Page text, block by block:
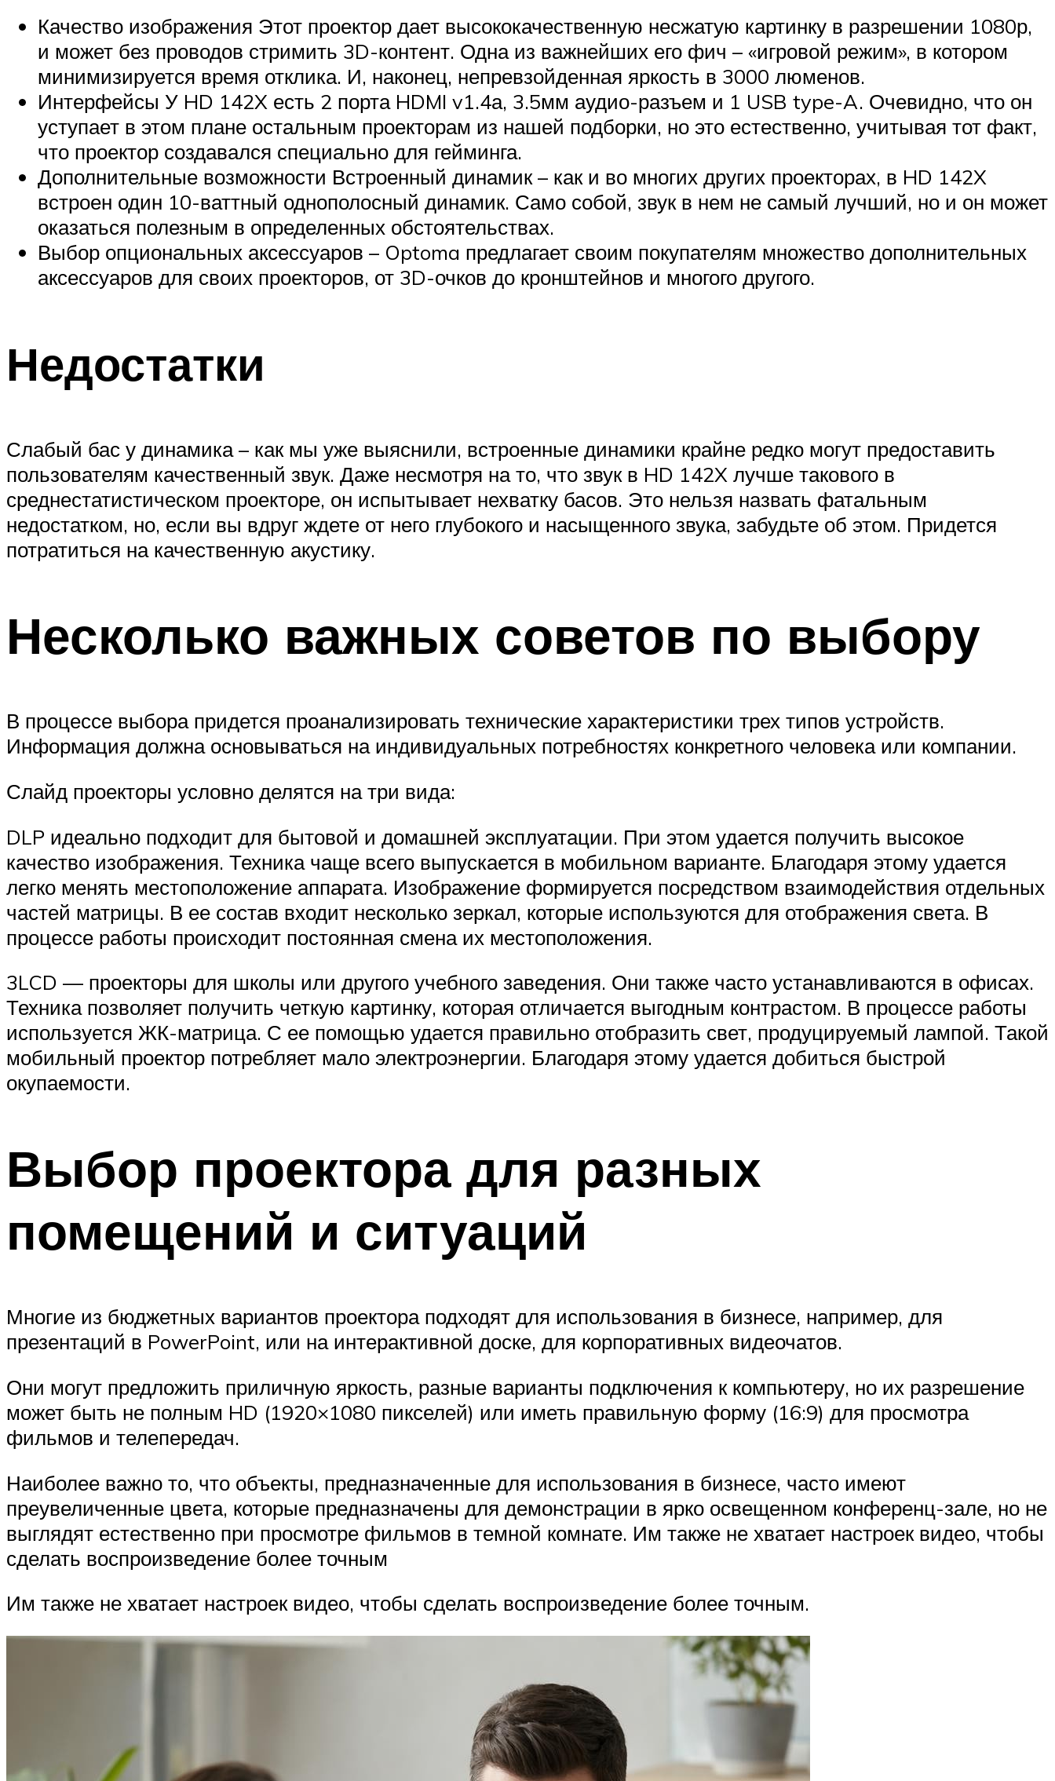
Качество изображения Этот проектор дает высококачественную несжатую картинку в разрешении 1080р,
и может без проводов стримить 3D-контент. Одна из важнейших его фич – «игровой режим», в котором
минимизируется время отклика. И, наконец, непревзойденная яркость в 3000 люменов.
Интерфейсы У HD 142X есть 2 порта HDMI v1.4а, 3.5мм аудио-разъем и 1 USB type-A. Очевидно, что он
уступает в этом плане остальным проекторам из нашей подборки, но это естественно, учитывая тот факт,
что проектор создавался специально для гейминга.
Дополнительные возможности Встроенный динамик – как и во многих других проекторах, в HD 142X
встроен один 10-ваттный однополосный динамик. Само собой, звук в нем не самый лучший, но и он может
оказаться полезным в определенных обстоятельствах.
Выбор опциональных аксессуаров – Optoma предлагает своим покупателям множество дополнительных
аксессуаров для своих проекторов, от 3D-очков до кронштейнов и многого другого.
Недостатки
Слабый бас у динамика – как мы уже выяснили, встроенные динамики крайне редко могут предоставить
пользователям качественный звук. Даже несмотря на то, что звук в HD 142X лучше такового в
среднестатистическом проекторе, он испытывает нехватку басов. Это нельзя назвать фатальным
недостатком, но, если вы вдруг ждете от него глубокого и насыщенного звука, забудьте об этом. Придется
потратиться на качественную акустику.
Несколько важных советов по выбору
В процессе выбора придется проанализировать технические характеристики трех типов устройств.
Информация должна основываться на индивидуальных потребностях конкретного человека или компании.
Слайд проекторы условно делятся на три вида:
DLP идеально подходит для бытовой и домашней эксплуатации. При этом удается получить высокое
качество изображения. Техника чаще всего выпускается в мобильном варианте. Благодаря этому удается
легко менять местоположение аппарата. Изображение формируется посредством взаимодействия отдельных
частей матрицы. В ее состав входит несколько зеркал, которые используются для отображения света. В
процессе работы происходит постоянная смена их местоположения.
3LCD — проекторы для школы или другого учебного заведения. Они также часто устанавливаются в офисах.
Техника позволяет получить четкую картинку, которая отличается выгодным контрастом. В процессе работы
используется ЖК-матрица. С ее помощью удается правильно отобразить свет, продуцируемый лампой. Такой
мобильный проектор потребляет мало электроэнергии. Благодаря этому удается добиться быстрой
окупаемости.
Выбор проектора для разных
помещений и ситуаций
Многие из бюджетных вариантов проектора подходят для использования в бизнесе, например, для
презентаций в PowerPoint, или на интерактивной доске, для корпоративных видеочатов.
Они могут предложить приличную яркость, разные варианты подключения к компьютеру, но их разрешение
может быть не полным HD (1920×1080 пикселей) или иметь правильную форму (16:9) для просмотра
фильмов и телепередач.
Наиболее важно то, что объекты, предназначенные для использования в бизнесе, часто имеют
преувеличенные цвета, которые предназначены для демонстрации в ярко освещенном конференц-зале, но не
выглядят естественно при просмотре фильмов в темной комнате. Им также не хватает настроек видео, чтобы
сделать воспроизведение более точным
Им также не хватает настроек видео, чтобы сделать воспроизведение более точным.